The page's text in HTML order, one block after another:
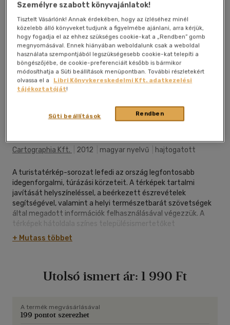
Kívánságlistához adom
Cartographia Kft. 2012 magyar nyelvű hajtogatott
A turistatérkép-sorozat lefedi az ország legfontosabb
idegenforgalmi, túrázási körzeteit. A térképek tartalmi
javítását helyszíneléssel, a beérkezett észrevételek
segítségével, valamint a helyi természetbarát szövetségek
által megadott információk felhasználásával végezzük. A
térképek hátoldala színes településismertetőket
tartalmaznak, ami segíti a települések értékeinek
bemutatását, és a túrázóknak is támpontot ad a terület
+ Mutass többet
Utolsó ismert ár: 1 990 Ft
A termék megvásárlásával
199 pontot szerezhet
Személyre szabott könyvajánlatok!
Tisztelt Vásárlónk! Annak érdekében, hogy az ízléséhez minél
közelebb álló könyveket tudjunk a figyelmébe ajánlani, arra kérjük,
hogy fogadja el az ehhez szükséges cookie-kat a „Rendben” gomb
megnyomásával. Ennek hiányában weboldalunk csak a weboldal
használata szempontjából legszükségesebb cookie-kat telepíti a
böngészőjébe, de cookie-preferenciáit később is bármikor
módosíthatja a Süti beállítások menüpontban. További részletekért
olvassa el a
Libri Könyvkereskedelmi Kft. adatkezelési
tájékoztatóját!
Rendben
Süti beállítások